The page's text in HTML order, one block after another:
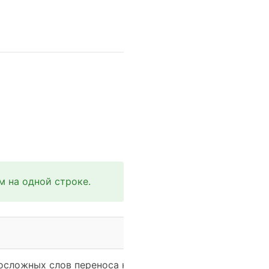
на одной строке.
слов переноса нет